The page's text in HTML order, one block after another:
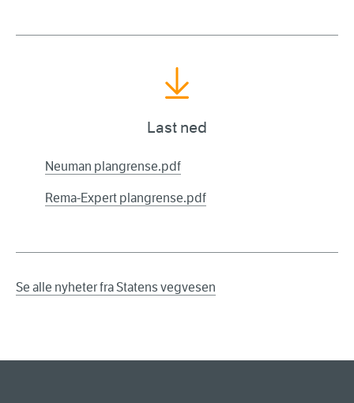
Last ned
Neuman plangrense.pdf
Rema-Expert plangrense.pdf
Se alle nyheter fra Statens vegvesen